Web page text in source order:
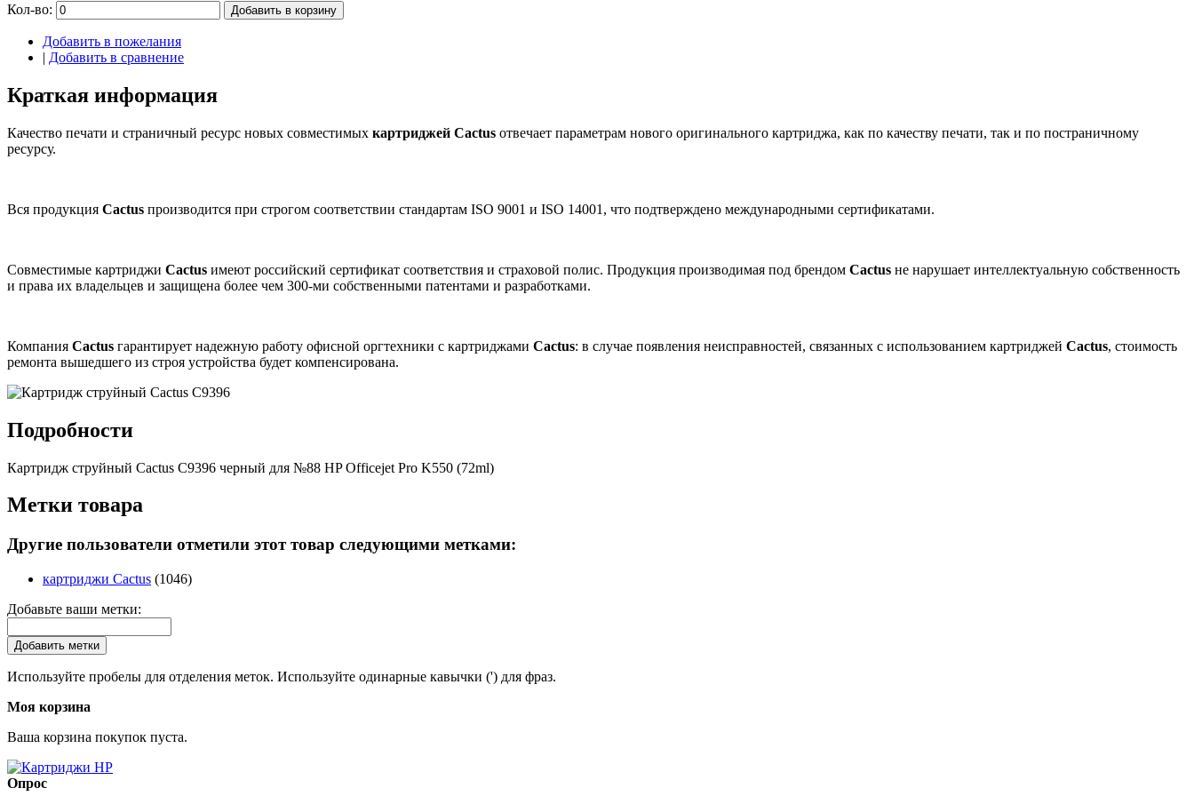
Кол-во: Добавить в корзину
Добавить в пожелания
| Добавить в сравнение
Краткая информация
Качество печати и страничный ресурс новых совместимых картриджей Cactus отвечает параметрам нового оригинального картриджа, как по качеству печати, так и по постраничному
ресурсу.
Вся продукция Cactus производится при строгом соответствии стандартам ISO 9001 и ISO 14001, что подтверждено международными сертификатами.
Совместимые картриджи Cactus имеют российский сертификат соответствия и страховой полис. Продукция производимая под брендом Cactus не нарушает интеллектуальную собственность
и права их владельцев и защищена более чем 300-ми собственными патентами и разработками.
Компания Cactus гарантирует надежную работу офисной оргтехники с картриджами Cactus: в случае появления неисправностей, связанных с использованием картриджей Cactus, стоимость
ремонта вышедшего из строя устройства будет компенсирована.
Подробности
Картридж струйный Cactus C9396 черный для №88 HP Officejet Pro K550 (72ml)
Метки товара
Другие пользователи отметили этот товар следующими метками:
картриджи Cactus (1046)
Добавьте ваши метки:
Добавить метки
Используйте пробелы для отделения меток. Используйте одинарные кавычки (') для фраз.
Моя корзина
Ваша корзина покупок пуста.
Опрос